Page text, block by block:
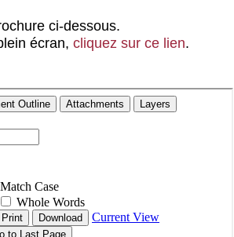
ci-dessous.
écran, cliquez sur ce lien.